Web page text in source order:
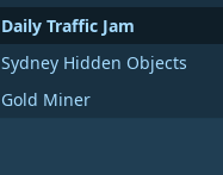
Daily Traffic Jam
Sydney Hidden Objects
Gold Miner